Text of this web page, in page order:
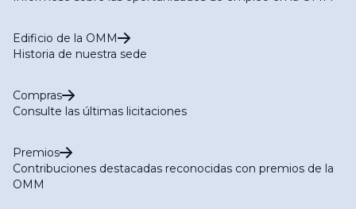
Edificio de la OMM
Historia de nuestra sede
Compras
Consulte las últimas licitaciones
Premios
Contribuciones destacadas reconocidas con premios de la
OMM